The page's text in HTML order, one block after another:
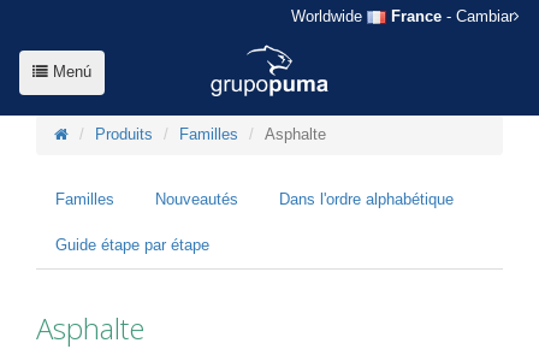
Worldwide France - Cambiar
Menú
Produits Familles Asphalte
Familles Nouveautés Dans l'ordre alphabétique
Guide étape par étape
Asphalte